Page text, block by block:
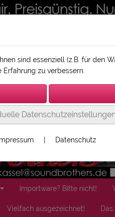
Importware? Bitte nicht!
Vielfach ausgezeichnet!
sind essenziell (z.B. für den
zu verbessern.
Impressum Datenschutz